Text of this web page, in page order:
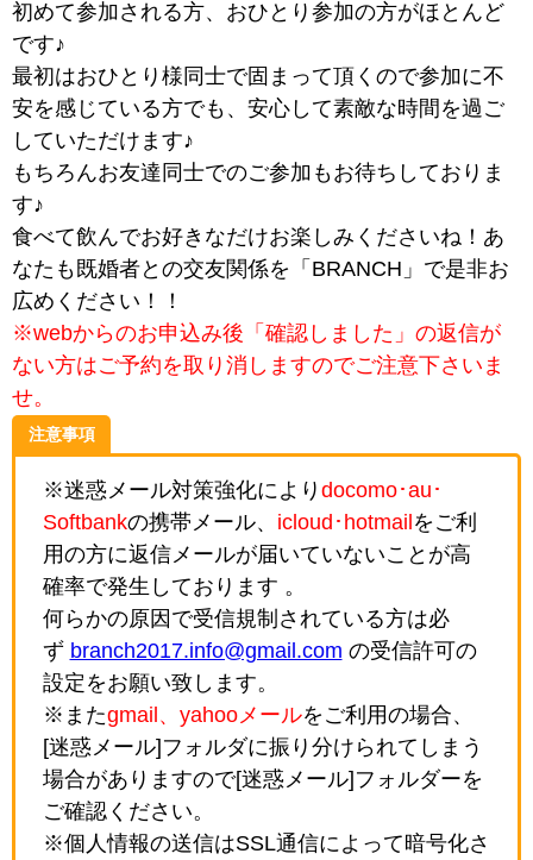
初めて参加される方、おひとり参加の方がほとんど
です♪
最初はおひとり様同士で固まって頂くので参加に不
安を感じている方でも、安心して素敵な時間を過ご
していただけます♪
もちろんお友達同士でのご参加もお待ちしておりま
す♪
食べて飲んでお好きなだけお楽しみくださいね！あ
なたも既婚者との交友関係を「BRANCH」で是非お
広めください！！
※webからのお申込み後「確認しました」の返信が
ない方はご予約を取り消しますのでご注意下さいま
せ。
注意事項
※迷惑メール対策強化により docomo･au･
Softbankの携帯メール、 icloud･hotmail をご利
用の方に返信メールが届いていないことが高
確率で発生しております 。
何らかの原因で受信規制されている方は必
ず branch2017.info@gmail.com の受信許可の
設定をお願い致します。
※またgmail、yahooメールをご利用の場合、
[迷惑メール]フォルダに振り分けられてしまう
場合がありますので[迷惑メール]フォルダーを
ご確認ください。
※個人情報の送信はSSL通信によって暗号化さ